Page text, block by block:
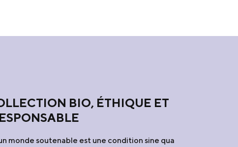
BIO, ÉTHIQUE ET
monde soutenable est une condition sine qua